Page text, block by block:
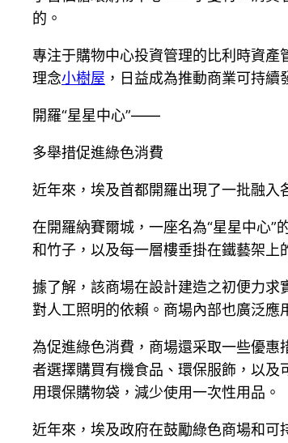
的。
專注于購物中心投資管理的比利時資產
理念小樹屋 ，日益成為推動商業可持續
開羅“星星中心”——
多舉措促進綠色消費
近年來，埃及首都開羅出現了一批融入
在開羅納賽爾城，一座名為“星星中心
和竹子，以及每一層樓垂掛在鐵藝架上
據了解，該商場在設計建造之初便力
對人工照明的依賴。商場內部也廣泛應
為促進綠色消費，商場還采取一些優
者選擇購買有機食品、環保服飾，以
用環保購物袋，減少使用一次性用品。
近年來，埃及政府在鼓勵綠色商場和